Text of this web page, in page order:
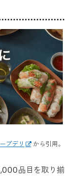
プデリ から引用。
品目を取り揃